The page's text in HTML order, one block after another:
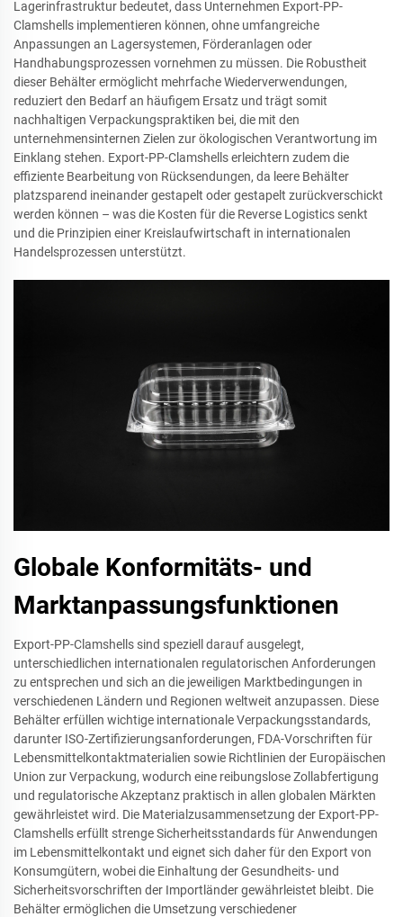
Lagerinfrastruktur bedeutet, dass Unternehmen Export-PP-
Clamshells implementieren können, ohne umfangreiche
Anpassungen an Lagersystemen, Förderanlagen oder
Handhabungsprozessen vornehmen zu müssen. Die Robustheit
dieser Behälter ermöglicht mehrfache Wiederverwendungen,
reduziert den Bedarf an häufigem Ersatz und trägt somit
nachhaltigen Verpackungspraktiken bei, die mit den
unternehmensinternen Zielen zur ökologischen Verantwortung im
Einklang stehen. Export-PP-Clamshells erleichtern zudem die
effiziente Bearbeitung von Rücksendungen, da leere Behälter
platzsparend ineinander gestapelt oder gestapelt zurückverschickt
werden können – was die Kosten für die Reverse Logistics senkt
und die Prinzipien einer Kreislaufwirtschaft in internationalen
Handelsprozessen unterstützt.
Globale Konformitäts- und
Marktanpassungsfunktionen
Export-PP-Clamshells sind speziell darauf ausgelegt,
unterschiedlichen internationalen regulatorischen Anforderungen
zu entsprechen und sich an die jeweiligen Marktbedingungen in
verschiedenen Ländern und Regionen weltweit anzupassen. Diese
Behälter erfüllen wichtige internationale Verpackungsstandards,
darunter ISO-Zertifizierungsanforderungen, FDA-Vorschriften für
Lebensmittelkontaktmaterialien sowie Richtlinien der Europäischen
Union zur Verpackung, wodurch eine reibungslose Zollabfertigung
und regulatorische Akzeptanz praktisch in allen globalen Märkten
gewährleistet wird. Die Materialzusammensetzung der Export-PP-
Clamshells erfüllt strenge Sicherheitsstandards für Anwendungen
im Lebensmittelkontakt und eignet sich daher für den Export von
Konsumgütern, wobei die Einhaltung der Gesundheits- und
Sicherheitsvorschriften der Importländer gewährleistet bleibt. Die
Behälter ermöglichen die Umsetzung verschiedener